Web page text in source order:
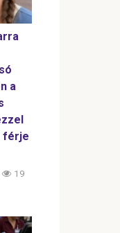
a
férje
19